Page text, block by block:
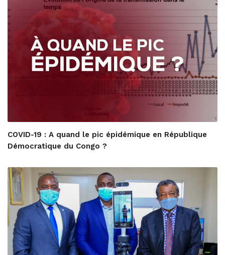
COVID-19 : A quand le pic épidémique en République
Démocratique du Congo ?